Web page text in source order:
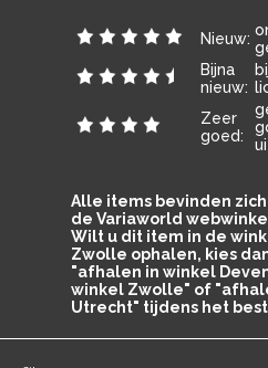
Nieuw:
Bijna
nieuw:
Zeer
goed:
Alle items bevinden
de Variaworld
Wilt u dit item in de
Zwolle ophalen, kies
"afhalen in winkel
winkel Zwolle" of
Utrecht" tijdens het